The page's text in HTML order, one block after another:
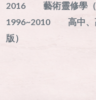
2016 藝術靈修學（
1996~2010 高中、
版）